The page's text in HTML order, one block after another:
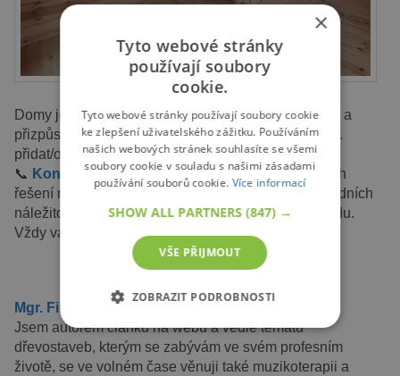
Domy je možné na přání do určité mírymodifikovat
a
přizpůsobit je konkrétním požadavkům klienta (např.
přidat/odebrat okno, zvolit způsob zateplení apod.).
📞 Kontaktujte náspro více informací o možnostech
řešení na míru, nebo případné rady týkající se základních
náležitostí stavebního povolení nebo stavebního řádu.
Vždy vám
rádi pomůžeme!
Mgr. Filip Kačer
Jsem autorem článků na webu a vedle tématu
dřevostaveb, kterým se zabývám ve svém profesním
životě, se ve volném čase věnuji také muzikoterapii a
×
Tyto webové stránky
používají soubory
cookie.
Tyto webové stránky používají soubory cookie
ke zlepšení uživatelského zážitku. Používáním
našich webových stránek souhlasíte se všemi
soubory cookie v souladu s našimi zásadami
používání souborů cookie. Více informací
SHOW ALL PARTNERS (847) →
VŠE PŘIJMOUT
ZOBRAZIT PODROBNOSTI
NEZBYTNĚ NUTNÉ SOUBORY
VÝKONOVÉ SOUBORY